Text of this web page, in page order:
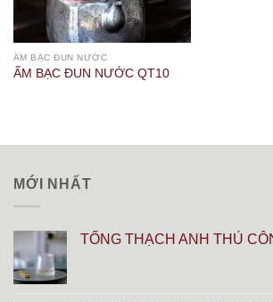
ẤM BẠC ĐUN NƯỚC
ẤM BẠC ĐUN NƯỚC QT10
MỚI NHẤT
TỐNG THẠCH ANH THỦ